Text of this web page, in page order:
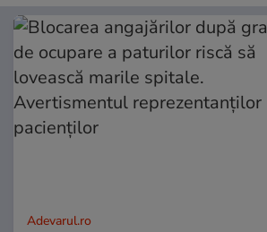
Adevarul.ro